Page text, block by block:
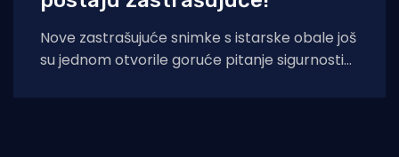
Nove zastrašujuće snimke s istarske obale još
su jednom otvorile goruće pitanje sigurnosti